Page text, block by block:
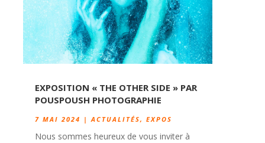
EXPOSITION « THE OTHER SIDE » PAR
POUSPOUSH PHOTOGRAPHIE
7 MAI 2024 |ACTUALITÉS, EXPOS
Nous sommes heureux de vous inviter à